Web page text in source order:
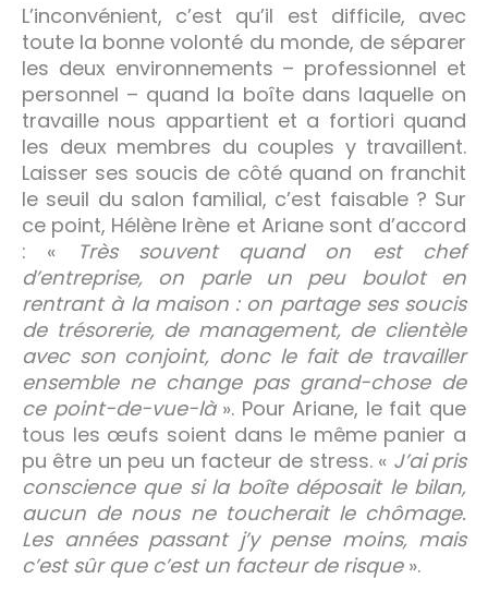
L’inconvénient, c’est qu’il est difficile, avec
toute la bonne volonté du monde, de séparer
les deux environnements – professionnel et
personnel – quand la boîte dans laquelle on
travaille nous appartient et a fortiori quand
les deux membres du couples y travaillent.
Laisser ses soucis de côté quand on franchit
le seuil du salon familial, c’est faisable ? Sur
ce point, Hélène Irène et Ariane sont d’accord
: «
Très souvent quand on est chef
d’entreprise, on parle un peu boulot en
rentrant à la maison : on partage ses soucis
de trésorerie, de management, de clientèle
avec son conjoint, donc le fait de travailler
ensemble ne change pas grand-chose de
ce point-de-vue-là». Pour Ariane, le fait que
tous les œufs soient dans le même panier a
pu être un peu un facteur de stress. « J’ai pris
conscience que si la boîte déposait le bilan,
aucun de nous ne toucherait le chômage.
Les années passant j’y pense moins, mais
c’est sûr que c’est un facteur de risque».